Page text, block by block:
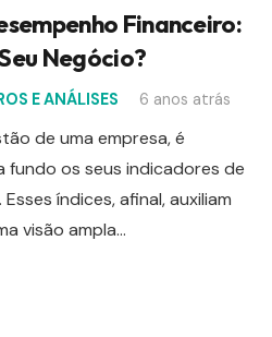
Financeiro:
Negócio?
E ANÁLISES 6 anos atrás
de uma empresa, é
fundo os seus indicadores de
índices, afinal, auxiliam
visão ampla…